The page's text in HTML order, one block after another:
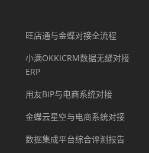
旺店通与金蝶对接全流程
小满OKKICRM数据无缝对接
ERP
用友BIP与电商系统对接
金蝶云星空与电商系统对接
数据集成平台综合评测报告